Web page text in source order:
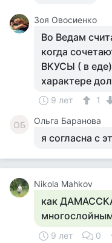
Зоя Овосиенко
Во Ведам
когда
ВКУСЫ ( в
характере
9 лет 1
ОБ Ольга Баранова
я согласна с
Nikola Mahkov
как
9 лет 0